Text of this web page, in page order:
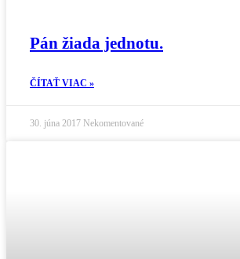
Pán žiada jednotu.
ČÍTAŤ VIAC »
30. júna 2017 Nekomentované